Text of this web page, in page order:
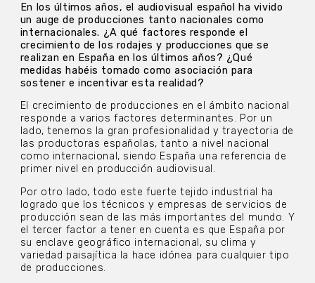
En los últimos años, el audiovisual español ha vivido
un auge de producciones tanto nacionales como
internacionales. ¿A qué factores responde el
crecimiento de los rodajes y producciones que se
realizan en España en los últimos años? ¿Qué
medidas habéis tomado como asociación para
sostener e incentivar esta realidad?
El crecimiento de producciones en el ámbito nacional
responde a varios factores determinantes. Por un
lado, tenemos la gran profesionalidad y trayectoria de
las productoras españolas, tanto a nivel nacional
como internacional, siendo España una referencia de
primer nivel en producción audiovisual.
Por otro lado, todo este fuerte tejido industrial ha
logrado que los técnicos y empresas de servicios de
producción sean de las más importantes del mundo. Y
el tercer factor a tener en cuenta es que España por
su enclave geográfico internacional, su clima y
variedad paisajítica la hace idónea para cualquier tipo
de producciones.